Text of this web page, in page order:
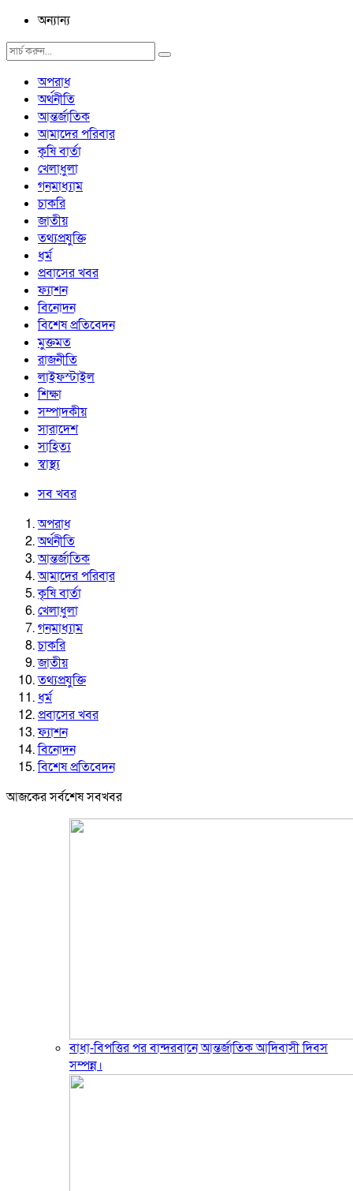
অন্যান্য
অপরাধ
অর্থনীতি
আন্তর্জাতিক
আমাদের পরিবার
কৃষি বার্তা
খেলাধুলা
গনমাধ্যাম
চাকরি
জাতীয়
তথ্যপ্রযুক্তি
ধর্ম
প্রবাসের খবর
ফ্যাশন
বিনোদন
বিশেষ প্রতিবেদন
মুক্তমত
রাজনীতি
লাইফস্টাইল
শিক্ষা
সম্পাদকীয়
সারাদেশ
সাহিত্য
স্বাস্থ্য
সব খবর
অপরাধ
অর্থনীতি
আন্তর্জাতিক
আমাদের পরিবার
কৃষি বার্তা
খেলাধুলা
গনমাধ্যাম
চাকরি
জাতীয়
তথ্যপ্রযুক্তি
ধর্ম
প্রবাসের খবর
ফ্যাশন
বিনোদন
বিশেষ প্রতিবেদন
আজকের সর্বশেষ সবখবর
বাধা-বিপত্তির পর বান্দরবানে আন্তর্জাতিক আদিবাসী দিবস
সম্পন্ন।